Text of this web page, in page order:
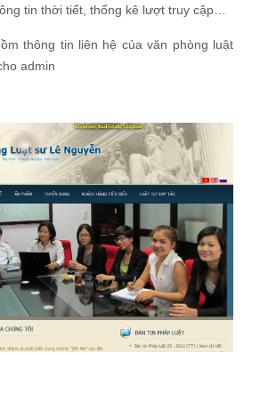
tin thời tiết, thống kê lượt truy cập…
thông tin liên hệ của văn phòng luật
admin